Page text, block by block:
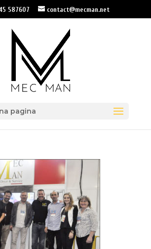
587607 contact@mecman.net
pagina